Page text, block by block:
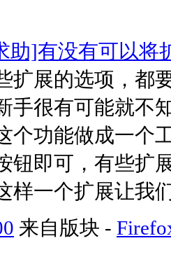
助]有没有可以将
扩展的选项，都
手很有可能就不
个功能做成一个
钮即可，有些扩
样一个扩展让我
来自版块 -